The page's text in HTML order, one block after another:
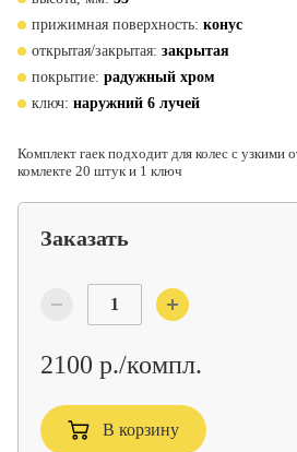
прижимная поверхность: конус
открытая/закрытая: закрытая
покрытие: радужный хром
ключ: наружний 6 лучей
Комплект гаек подходит для колес с узкими
комлекте 20 штук и 1 ключ
Заказать
2100 р./компл.
В корзину